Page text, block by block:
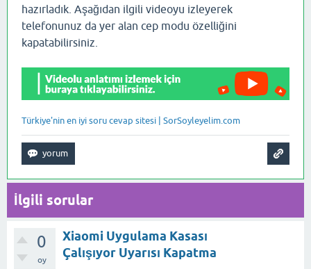
hazırladık. Aşağıdan ilgili videoyu izleyerek
telefonunuz da yer alan cep modu özelliğini
kapatabilirsiniz.
Türkiye'nin en iyi soru cevap sitesi | SorSoyleyelim.com
İlgili sorular
0
oy
Xiaomi Uygulama Kasası
Çalışıyor Uyarısı Kapatma